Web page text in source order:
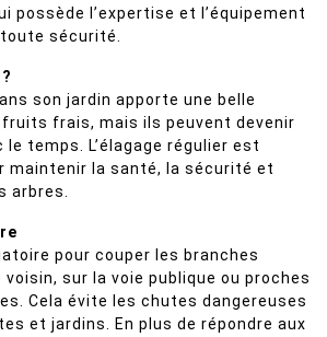
possède l’expertise et l’équipement
sécurité.
son jardin apporte une belle
frais, mais ils peuvent devenir
temps. L’élagage régulier est
maintenir la santé, la sécurité et
arbres.
pour couper les branches
sur la voie publique ou proches
Cela évite les chutes dangereuses
et jardins. En plus de répondre aux